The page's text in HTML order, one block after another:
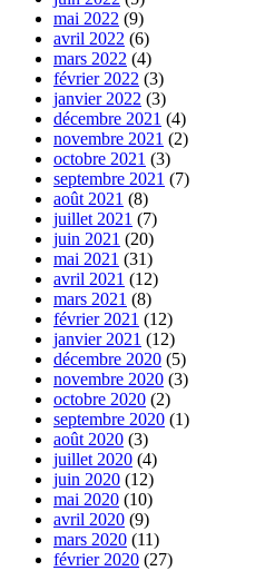
mai 2022 (9)
avril 2022 (6)
mars 2022 (4)
février 2022 (3)
janvier 2022 (3)
décembre 2021 (4)
novembre 2021 (2)
octobre 2021 (3)
septembre 2021 (7)
août 2021 (8)
juillet 2021 (7)
juin 2021 (20)
mai 2021 (31)
avril 2021 (12)
mars 2021 (8)
février 2021 (12)
janvier 2021 (12)
décembre 2020 (5)
novembre 2020 (3)
octobre 2020 (2)
septembre 2020 (1)
août 2020 (3)
juillet 2020 (4)
juin 2020 (12)
mai 2020 (10)
avril 2020 (9)
mars 2020 (11)
février 2020 (27)